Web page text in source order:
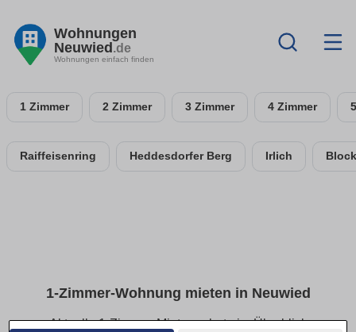
Wohnungen
Neuwied.de
Wohnungen einfach finden
1 Zimmer 2 Zimmer 3 Zimmer 4 Zimmer
Raiffeisenring Heddesdorfer Berg Irlich Block
1-Zimmer-Wohnung mieten in Neuwied
Aktuelle 1-Zimmer-Mietangebote im Überblick